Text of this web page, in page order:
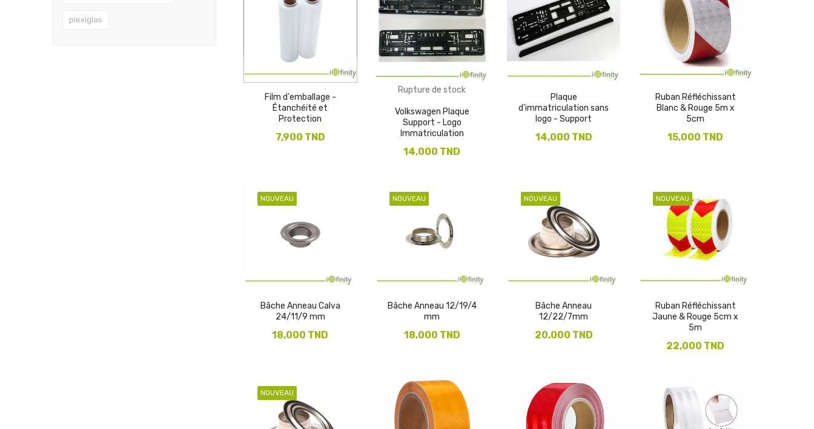
plexiglas
Film d'emballage -
Étanchéité et
Protection
7,900 TND
Rupture de stock
Volkswagen Plaque
Support - Logo
Immatriculation
14,000 TND
Plaque
d'immatriculation sans
logo - Support
14,000 TND
Ruban Réfléchissant
Blanc & Rouge 5m x
5cm
15,000 TND
NOUVEAU
Bâche Anneau Calva
24/11/9 mm
18,000 TND
NOUVEAU
Bâche Anneau 12/19/4
mm
18,000 TND
NOUVEAU
Bâche Anneau
12/22/7mm
20,000 TND
NOUVEAU
Ruban Réfléchissant
Jaune & Rouge 5cm x
5m
22,000 TND
NOUVEAU